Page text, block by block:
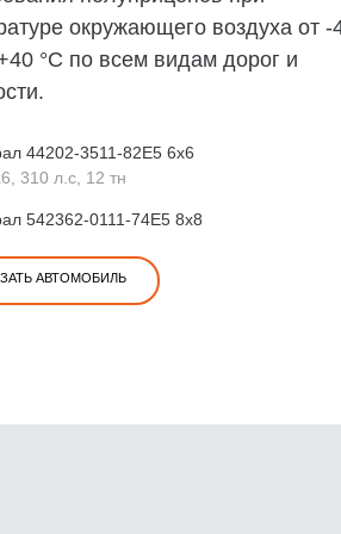
окружающего воздуха от -
°С по всем видам дорог и
44202-3511-82Е5 6x6
310 л.с, 12 тн
542362-0111-74Е5 8x8
АВТОМОБИЛЬ